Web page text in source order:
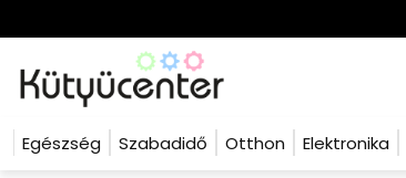
Egészség Szabadidő Otthon Elektronika